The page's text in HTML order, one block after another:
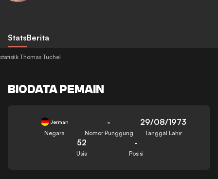
StatsBerita
statistik Thomas Tuchel
BIODATA PEMAIN
Jerman
Negara
-
Nomor Punggung
29/08/1973
Tanggal Lahir
52
Usia
-
Posisi